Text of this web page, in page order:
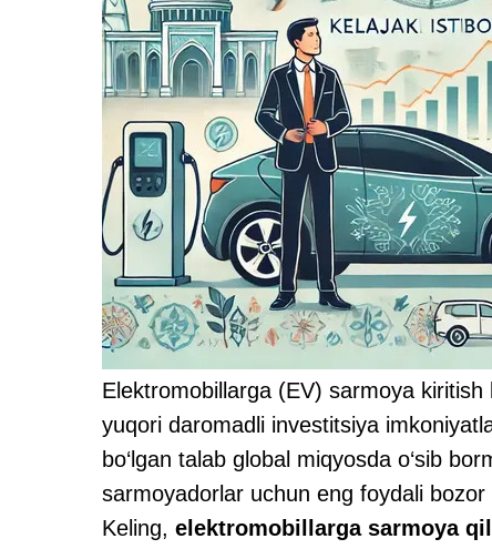
Elektromobillarga (EV) sarmoya
yuqori daromadli investitsiya
bo‘lgan talab global miqyosda o‘sib
sarmoyadorlar uchun eng foydali
Keling, elektromobillarga sarmoya